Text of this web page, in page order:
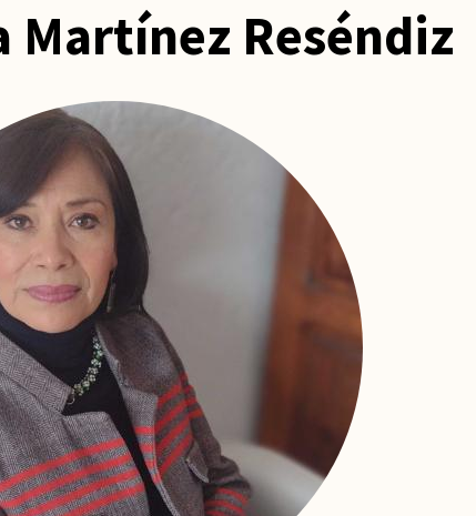
Martínez Reséndiz